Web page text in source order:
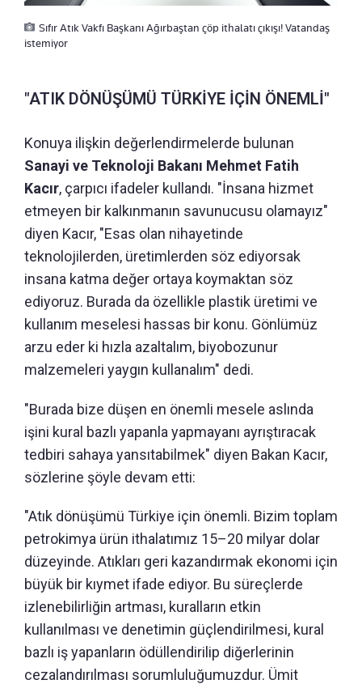
Sıfır Atık Vakfı Başkanı Ağırbaştan çöp ithalatı çıkışı! Vatandaş
istemiyor
"ATIK DÖNÜŞÜMÜ TÜRKİYE İÇİN ÖNEMLİ"
Konuya ilişkin değerlendirmelerde bulunan
Sanayi ve Teknoloji Bakanı Mehmet Fatih
Kacır, çarpıcı ifadeler kullandı. "İnsana hizmet
etmeyen bir kalkınmanın savunucusu olamayız"
diyen Kacır, "Esas olan nihayetinde
teknolojilerden, üretimlerden söz ediyorsak
insana katma değer ortaya koymaktan söz
ediyoruz. Burada da özellikle plastik üretimi ve
kullanım meselesi hassas bir konu. Gönlümüz
arzu eder ki hızla azaltalım, biyobozunur
malzemeleri yaygın kullanalım" dedi.
"Burada bize düşen en önemli mesele aslında
işini kural bazlı yapanla yapmayanı ayrıştıracak
tedbiri sahaya yansıtabilmek" diyen Bakan Kacır,
sözlerine şöyle devam etti:
"Atık dönüşümü Türkiye için önemli. Bizim toplam
petrokimya ürün ithalatımız 15–20 milyar dolar
düzeyinde. Atıkları geri kazandırmak ekonomi için
büyük bir kıymet ifade ediyor. Bu süreçlerde
izlenebilirliğin artması, kuralların etkin
kullanılması ve denetimin güçlendirilmesi, kural
bazlı iş yapanların ödüllendirilip diğerlerinin
cezalandırılması sorumluluğumuzdur. Ümit